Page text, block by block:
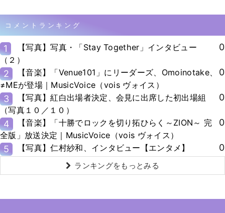
コメントランキング
1
【写真】写真・「Stay Together」インタビュー
（２）
0
2
【音楽】「Venue101」にリーダーズ、Omoinotake、
≠MEが登場｜MusicVoice（vois ヴォイス）
0
3
【写真】紅白出場者決定、会見に出席した初出場組
（写真１０／１０）
0
4
【音楽】「十勝でロックを切り拓ひらく～ZION～ 完
全版」放送決定｜MusicVoice（vois ヴォイス）
0
5 【写真】仁村紗和、インタビュー【エンタメ】 0
ランキングをもっとみる